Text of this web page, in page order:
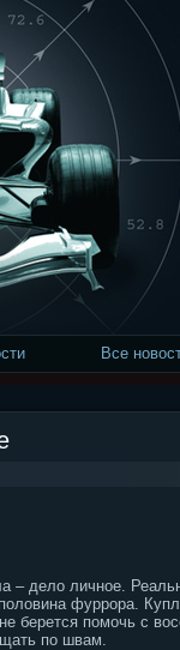
Все
дело личное.
фуррора.
берется помочь с
по швам.